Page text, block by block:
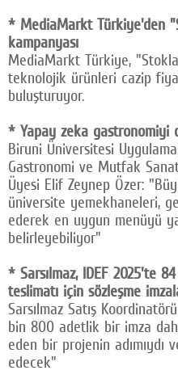
* MediaMarkt Türkiye'den
kampanyası
MediaMarkt Türkiye,
teknolojik ürünleri cazip
buluşturuyor.
* Yapay zeka gastronomiyi
Biruni Üniversitesi
Gastronomi ve Mutfak
Üyesi Elif Zeynep Özer:
üniversite yemekhaneleri,
ederek en uygun menüyü
belirleyebiliyor"
* Sarsılmaz, IDEF 2025'te
teslimatı için sözleşme
Sarsılmaz Satış
bin 800 adetlik bir imza
eden bir projenin adımıydı
edecek"